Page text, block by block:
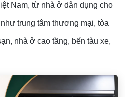
Nam, từ nhà ở dân dụng cho
trung tâm thương mại, tòa
nhà ở cao tầng, bến tàu xe,